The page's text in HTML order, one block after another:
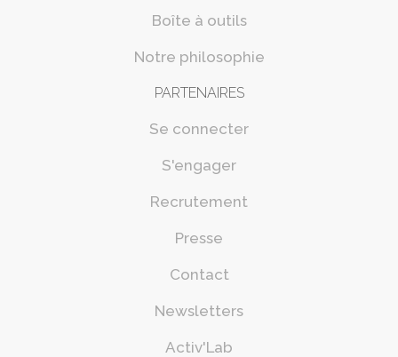
Boîte à outils
Notre philosophie
PARTENAIRES
Se connecter
S'engager
Recrutement
Presse
Contact
Newsletters
Activ'Lab